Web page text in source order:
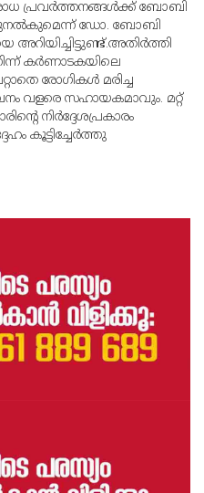
പ്രവര്‍ത്തനങ്ങള്‍ക്ക് ബോബി
ഡോ. ബോബി
അറിയിച്ചിട്ടുണ്ട്.അതിര്‍ത്തി
കര്‍ണാടകയിലെ
രോഗികള്‍ മരിച്ച
വളരെ സഹായകമാവും. മറ്റ്
നിര്‍ദ്ദേശപ്രകാരം
കൂട്ടിച്ചേര്‍ത്തു